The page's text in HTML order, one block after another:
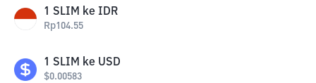
1 SLIM ke IDR
Rp104.55
1 SLIM ke USD
$0.00583